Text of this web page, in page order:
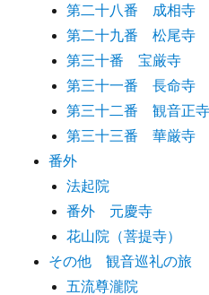
第二十八番 成相寺
第二十九番 松尾寺
第三十番 宝厳寺
第三十一番 長命寺
第三十二番 観音正寺
第三十三番 華厳寺
番外
法起院
番外 元慶寺
花山院（菩提寺）
その他 観音巡礼の旅
五流尊瀧院